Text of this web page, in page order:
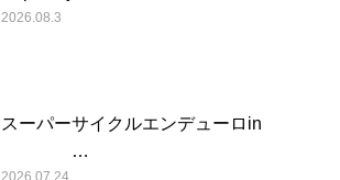
2026.08.3
スーパーサイクルエンデューロin
…
2026.07.24